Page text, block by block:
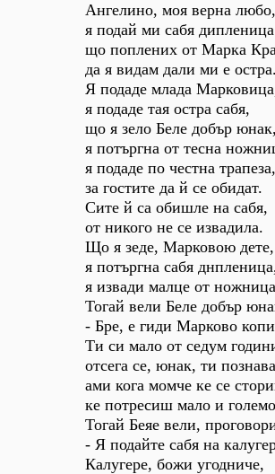
Ангелино, моя верна любо,
я подай ми сабя дипленица
що поплених от Марка
да я видам дали ми е
Я подаде млада
я подаде тая остра сабя,
що я зело Беле добър
я потъргна от тесна
я подаде по честна трапеза,
за гостите да й се обидат.
Сите й са обишле на сабя,
от никого не се извадила.
Що я зеде, Марковою дете,
я потъргна сабя
я извади малце от
Тогай вели Беле добър
- Бре, е гиди Марково
Ти си мало от седум
отсега се, юнак, ти
ами кога момче ке се
ке потресиш мало и
Тогай Беяе вели,
- Я подайте сабя на
Калугере, божи угодниче,